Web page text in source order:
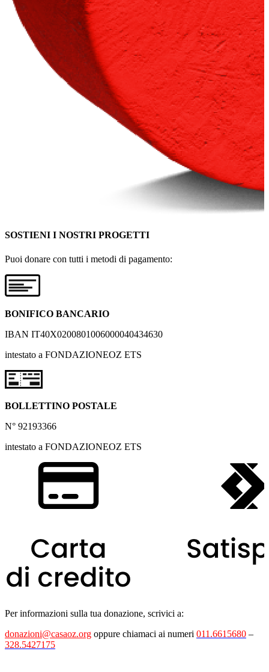
SOSTIENI I NOSTRI PROGETTI
Puoi donare con tutti i metodi di pagamento:
BONIFICO BANCARIO
IBAN IT40X0200801006000040434630
intestato a FONDAZIONEOZ ETS
BOLLETTINO POSTALE
N° 92193366
intestato a FONDAZIONEOZ ETS
Per informazioni sulla tua donazione, scrivici a:
donazioni@casaoz.org oppure chiamaci ai numeri 011.6615680 –
328.5427175